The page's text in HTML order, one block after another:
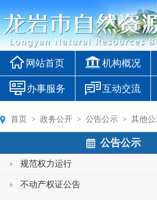
网站首页 机构概况
办事服务 互动交流
首页 > 政务公开 > 公告公示 > 其他公
公告公示
规范权力运行
不动产权证公告